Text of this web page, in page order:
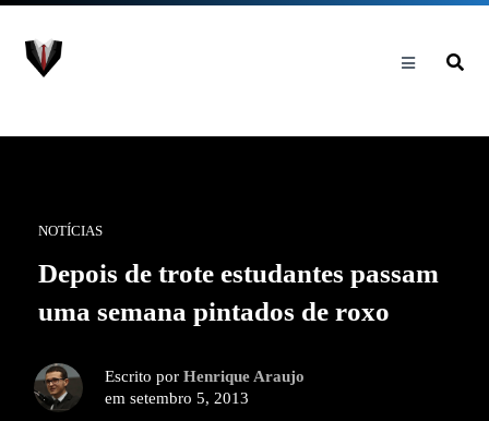
NOTÍCIAS
Depois de trote estudantes passam
uma semana pintados de roxo
Escrito por Henrique Araujo
em setembro 5, 2013